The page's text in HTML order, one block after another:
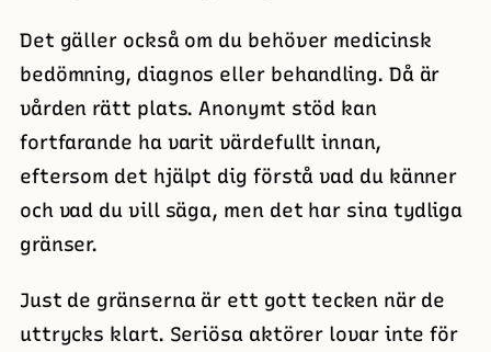
Det gäller också om du behöver medicinsk
bedömning, diagnos eller behandling. Då är
vården rätt plats. Anonymt stöd kan
fortfarande ha varit värdefullt innan,
eftersom det hjälpt dig förstå vad du känner
och vad du vill säga, men det har sina tydliga
gränser.
Just de gränserna är ett gott tecken när de
uttrycks klart. Seriösa aktörer lovar inte för